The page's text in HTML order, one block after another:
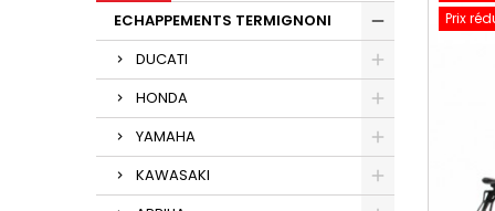
ECHAPPEMENTS TERMIGNONI
DUCATI
HONDA
YAMAHA
KAWASAKI
Prix